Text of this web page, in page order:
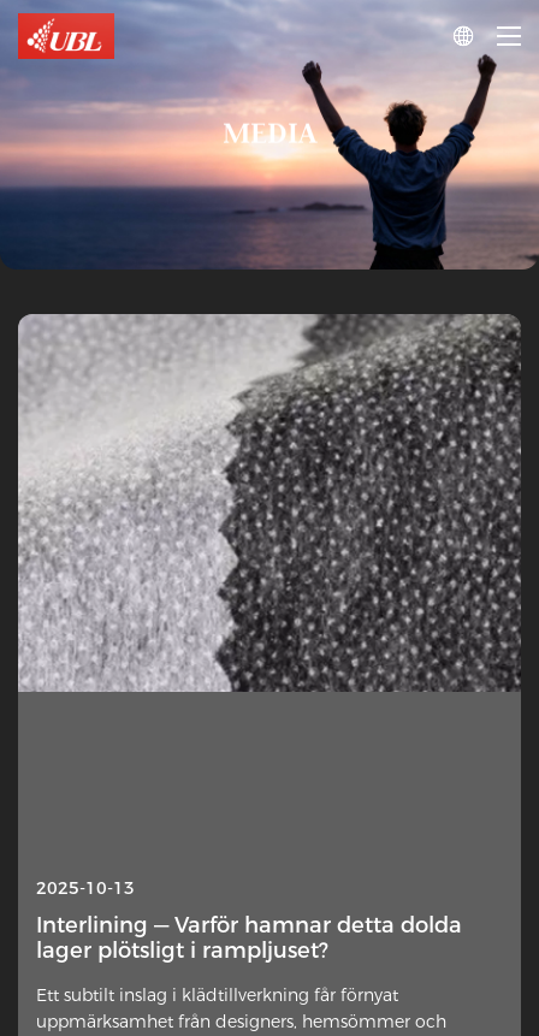

MEDIA
2025-10-13
Interlining — Varför hamnar detta dolda
lager plötsligt i rampljuset?
Ett subtilt inslag i klädtillverkning får förnyat
uppmärksamhet från designers, hemsömmer och